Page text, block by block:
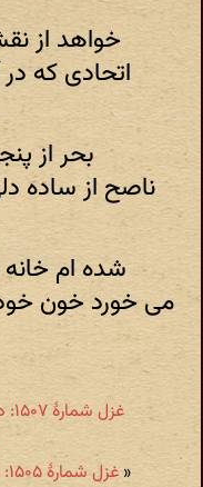
خواهد از
اتحادی که
بحر از
ناصح از ساده
شده ام
می خورد خون
«